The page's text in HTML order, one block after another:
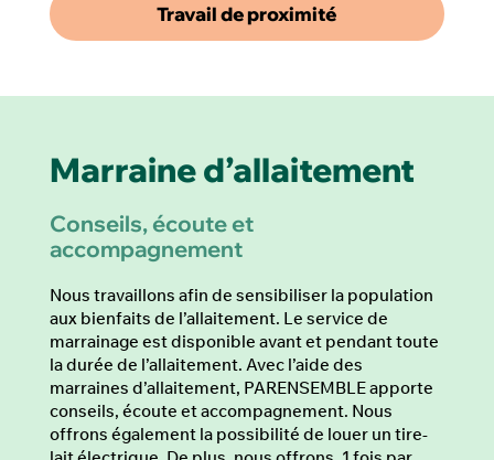
Travail de proximité
Marraine d’allaitement
Conseils, écoute et
accompagnement
Nous travaillons afin de sensibiliser la population
aux bienfaits de l’allaitement. Le service de
marrainage est disponible avant et pendant toute
la durée de l’allaitement. Avec l’aide des
marraines d’allaitement, PARENSEMBLE apporte
conseils, écoute et accompagnement. Nous
offrons également la possibilité de louer un tire-